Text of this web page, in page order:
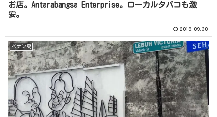
お店。Antarabangsa Enterprise。ローカルタバコも激
安。
2018.09.30
ペナン島